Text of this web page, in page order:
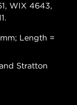
WIX 4643,
Length =
Stratton